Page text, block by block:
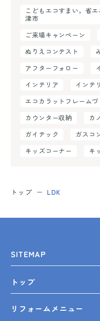
こどもエコすまい，省
津市
ご来場キャンペーン
ぬりえコンテスト
アフターフォロー
インテリア
インテ
エコカラットフレームづ
カウンター収納
カ
ガイテック
ガスコ
キッズコーナー
キ
トップ LDK
SITEMAP
トップ
リフォームメニュー